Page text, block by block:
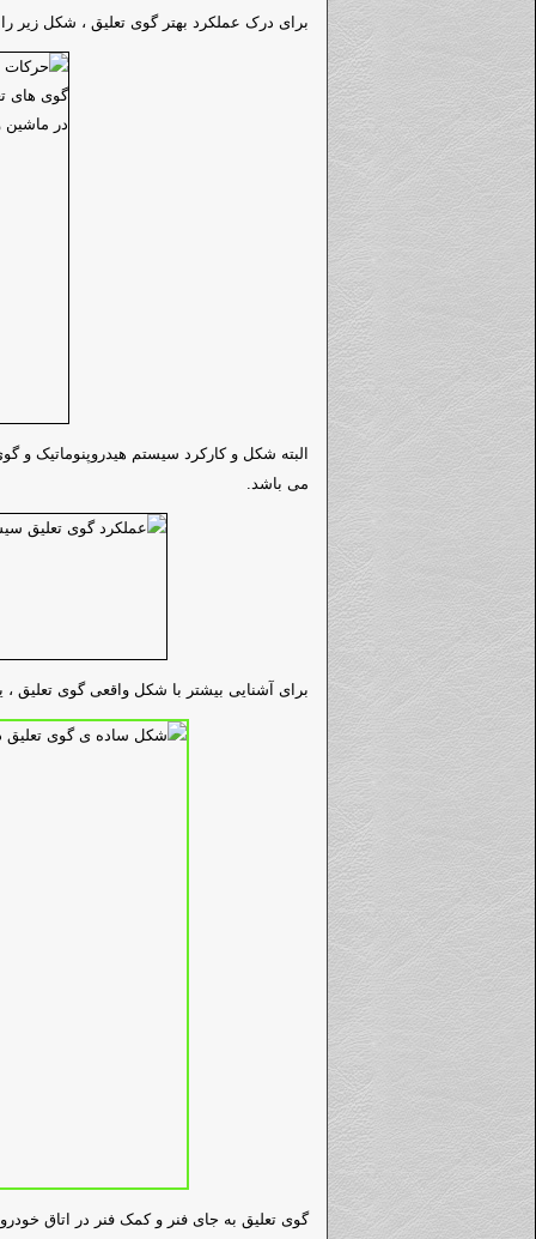
برای درک عملکرد بهتر گوی تعلیق ، شکل زیر را
البته شکل و کارکرد سیستم هیدروپنوماتیک و
می باشد.
برای آشنایی بیشتر با شکل واقعی گوی تعلیق
گوی تعلیق به جای فنر و کمک فنر در اتاق